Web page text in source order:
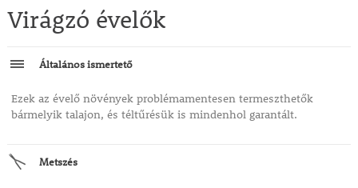
Virágzó évelők
Általános ismertető
Ezek az évelő növények problémamentesen termeszthetők
bármelyik talajon, és téltűrésük is mindenhol garantált.
Metszés